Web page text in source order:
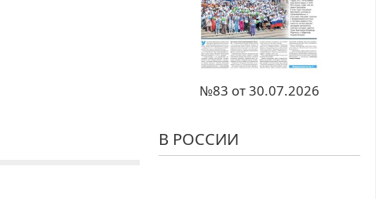
№83 от 30.07.2026
В РОССИИ